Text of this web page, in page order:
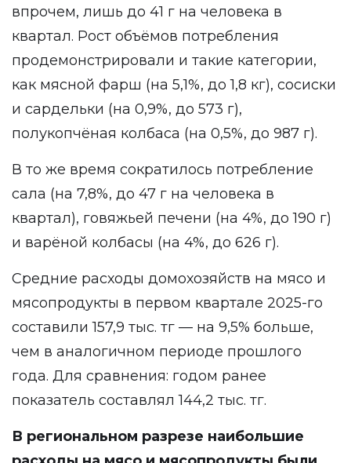
впрочем, лишь до 41 г на человека в
квартал. Рост объёмов потребления
продемонстрировали и такие категории,
как мясной фарш (на 5,1%, до 1,8 кг), сосиски
и сардельки (на 0,9%, до 573 г),
полукопчёная колбаса (на 0,5%, до 987 г).
В то же время сократилось потребление
сала (на 7,8%, до 47 г на человека в
квартал), говяжьей печени (на 4%, до 190 г)
и варёной колбасы (на 4%, до 626 г).
Средние расходы домохозяйств на мясо и
мясопродукты в первом квартале 2025-го
составили 157,9 тыс. тг — на 9,5% больше,
чем в аналогичном периоде прошлого
года. Для сравнения: годом ранее
показатель составлял 144,2 тыс. тг.
В региональном разрезе наибольшие